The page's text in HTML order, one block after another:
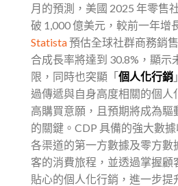
月的預測，美國 2025 年零售
破 1,000 億美元，較前一年增
Statista預估全球社群商務銷
合成長率將達到 30.8%，顯示
限，同時也突顯「個人化行銷
過傳遞與自身高度相關的個人
高購買意願，且預期將成為驅
的關鍵。CDP 具備的強大數
各渠道的第一方數據及零方數
客的消費旅程，並透過掌握顧
貼心的個人化行銷，進一步提